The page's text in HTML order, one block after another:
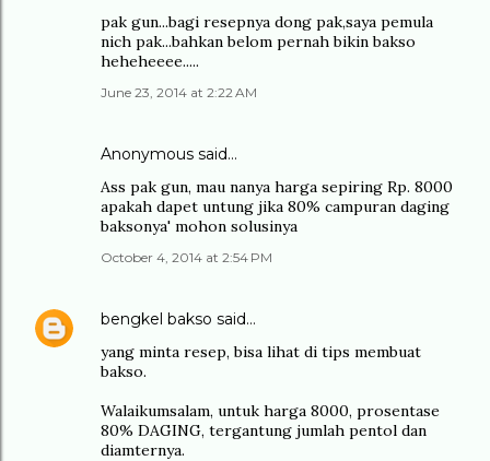
pak gun...bagi resepnya dong pak,saya pemula
nich pak...bahkan belom pernah bikin bakso
heheheeee.....
June 23, 2014 at 2:22 AM
Anonymous said…
Ass pak gun, mau nanya harga sepiring Rp. 8000
apakah dapet untung jika 80% campuran daging
baksonya' mohon solusinya
October 4, 2014 at 2:54 PM
bengkel bakso said…
yang minta resep, bisa lihat di tips membuat
bakso.
Walaikumsalam, untuk harga 8000, prosentase
80% DAGING, tergantung jumlah pentol dan
diamternya.